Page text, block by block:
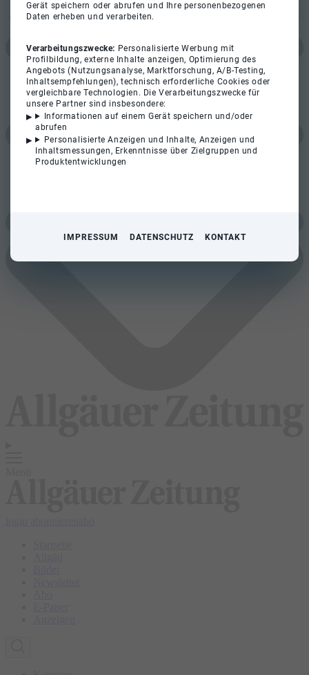
Gerät speichern oder abrufen und Ihre personenbezogenen
Daten erheben und verarbeiten.
Verarbeitungszwecke: Personalisierte Werbung mit
Profilbildung, externe Inhalte anzeigen, Optimierung des
Angebots (Nutzungsanalyse, Marktforschung, A/B-Testing,
Inhaltsempfehlungen), technisch erforderliche Cookies oder
vergleichbare Technologien. Die Verarbeitungszwecke für
unsere Partner sind insbesondere:
Informationen auf einem Gerät speichern und/oder
abrufen
Personalisierte Anzeigen und Inhalte, Anzeigen und
Inhaltsmessungen, Erkenntnisse über Zielgruppen und
Produktentwicklungen
IMPRESSUM DATENSCHUTZ KONTAKT